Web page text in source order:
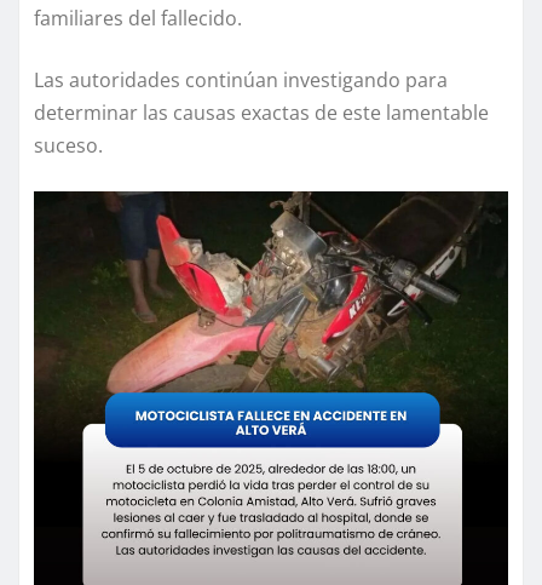
familiares del fallecido.
Las autoridades continúan investigando para
determinar las causas exactas de este lamentable
suceso.